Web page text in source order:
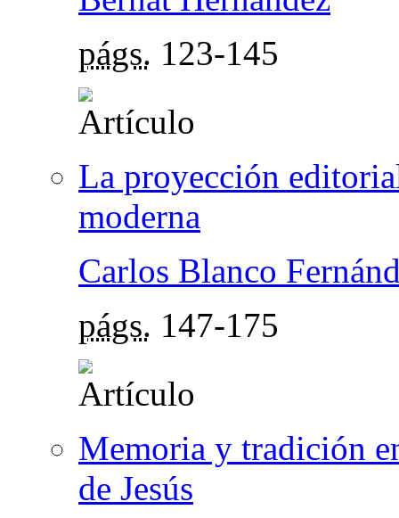
págs. 123-145
La proyección
moderna
Carlos Blanco
págs. 147-175
Memoria y tradición
de Jesús